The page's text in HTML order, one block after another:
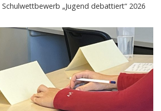
„Jugend debattiert“ 2026